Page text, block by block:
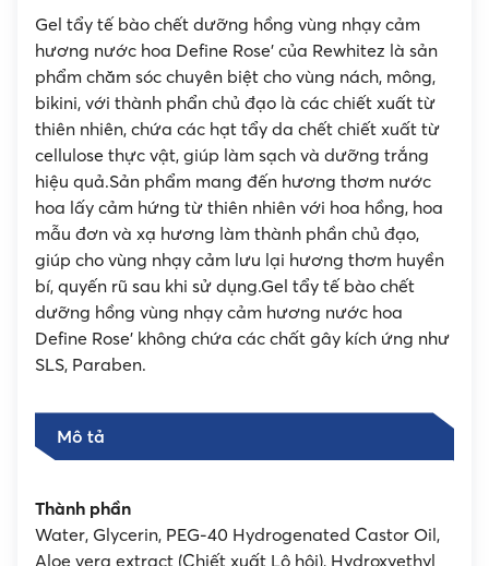
Gel tẩy tế bào chết dưỡng hồng vùng nhạy cảm
hương nước hoa Define Rose’ của Rewhitez là sản
phẩm chăm sóc chuyên biệt cho vùng nách, mông,
bikini, với thành phẩn chủ đạo là các chiết xuất từ
thiên nhiên, chứa các hạt tẩy da chết chiết xuất từ
cellulose thực vật, giúp làm sạch và dưỡng trắng
hiệu quả.Sản phẩm mang đến hương thơm nước
hoa lấy cảm hứng từ thiên nhiên với hoa hồng, hoa
mẫu đơn và xạ hương làm thành phần chủ đạo,
giúp cho vùng nhạy cảm lưu lại hương thơm huyền
bí, quyến rũ sau khi sử dụng.Gel tẩy tế bào chết
dưỡng hồng vùng nhạy cảm hương nước hoa
Define Rose’ không chứa các chất gây kích ứng như
SLS, Paraben.
Mô tả
Thành phần
Water, Glycerin, PEG-40 Hydrogenated Castor Oil,
Aloe vera extract (Chiết xuất Lô hội), Hydroxyethyl